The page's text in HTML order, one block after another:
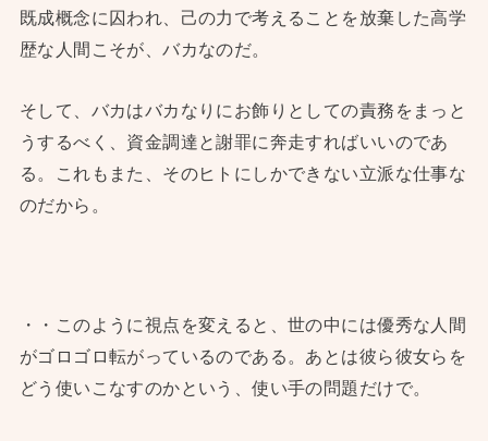
既成概念に囚われ、己の力で考えることを放棄した高学
歴な人間こそが、バカなのだ。
そして、バカはバカなりにお飾りとしての責務をまっと
うするべく、資金調達と謝罪に奔走すればいいのであ
る。これもまた、そのヒトにしかできない立派な仕事な
のだから。
・・このように視点を変えると、世の中には優秀な人間
がゴロゴロ転がっているのである。あとは彼ら彼女らを
どう使いこなすのかという、使い手の問題だけで。